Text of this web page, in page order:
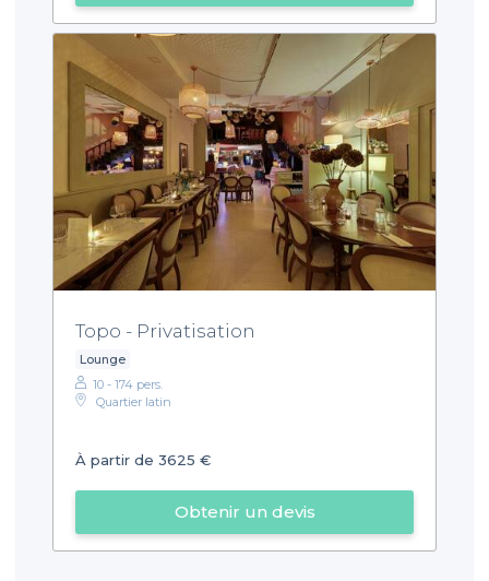
Topo - Privatisation
Lounge
10 - 174 pers.
Quartier latin
À partir de 3625 €
Obtenir un devis